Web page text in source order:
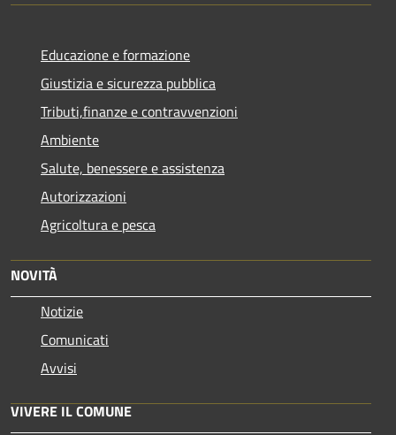
Educazione e formazione
Giustizia e sicurezza pubblica
Tributi,finanze e contravvenzioni
Ambiente
Salute, benessere e assistenza
Autorizzazioni
Agricoltura e pesca
NOVITÀ
Notizie
Comunicati
Avvisi
VIVERE IL COMUNE